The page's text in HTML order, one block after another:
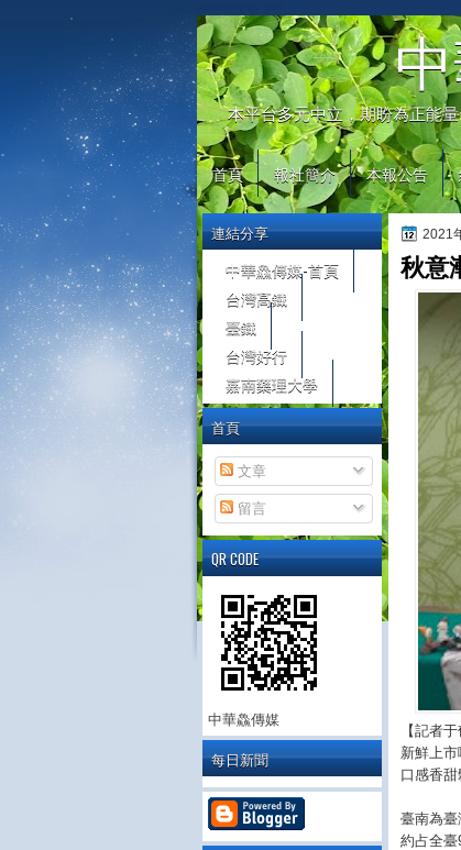
本平台多元中立，期盼為正能
首頁 報社簡介 本報公告
2021
秋意
【記者
新鮮上
口感香甜
臺南為臺
約占全
連結分享
中華鱻傳媒-首頁
台灣高鐵
臺鐵
台灣好行
嘉南藥理大學
首頁
文章
留言
QR CODE
中華鱻傳媒
每日新聞